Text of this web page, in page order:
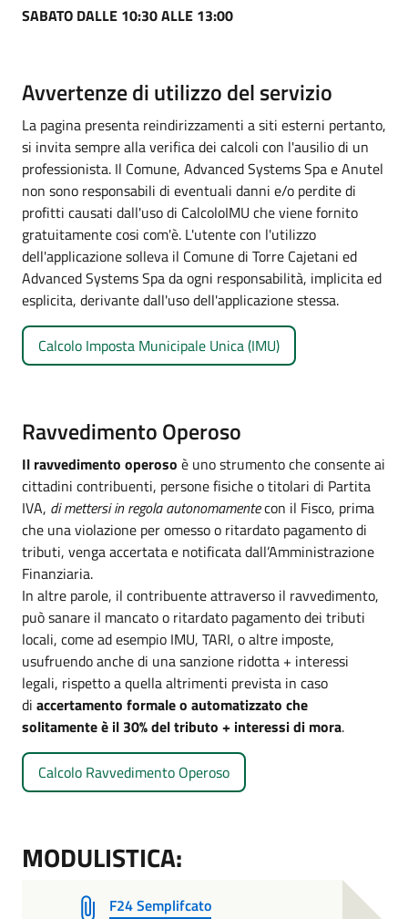
SABATO DALLE 10:30 ALLE 13:00
Avvertenze di utilizzo del servizio
La pagina presenta reindirizzamenti a siti esterni pertanto,
si invita sempre alla verifica dei calcoli con l'ausilio di un
professionista. Il Comune, Advanced Systems Spa e Anutel
non sono responsabili di eventuali danni e/o perdite di
profitti causati dall'uso di CalcoloIMU che viene fornito
gratuitamente cosi com'è. L'utente con l'utilizzo
dell'applicazione solleva il Comune di Torre Cajetani ed
Advanced Systems Spa da ogni responsabilità, implicita ed
esplicita, derivante dall'uso dell'applicazione stessa.
Calcolo Imposta Municipale Unica (IMU)
Ravvedimento Operoso
Il ravvedimento operoso è uno strumento che consente ai
cittadini contribuenti, persone fisiche o titolari di Partita
IVA, di mettersi in regola autonomamentecon il Fisco, prima
che una violazione per omesso o ritardato pagamento di
tributi, venga accertata e notificata dall’Amministrazione
Finanziaria.
In altre parole, il contribuente attraverso il ravvedimento,
può sanare il mancato o ritardato pagamento dei tributi
locali, come ad esempio IMU, TARI, o altre imposte,
usufruendo anche di una sanzione ridotta + interessi
legali, rispetto a quella altrimenti prevista in caso
di accertamento formale o automatizzato che
solitamente è il 30% del tributo + interessi di mora.
Calcolo Ravvedimento Operoso
MODULISTICA:
F24 Semplifcato